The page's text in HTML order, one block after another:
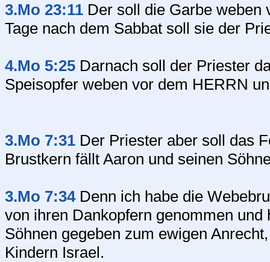
3.Mo 23:11 Der soll die Garbe weben
Tage nach dem Sabbat soll sie der
4.Mo 5:25 Darnach soll der Priester
Speisopfer weben vor dem HERRN
3.Mo 7:31 Der Priester aber soll das
Brustkern fällt Aaron und seinen
3.Mo 7:34Denn ich habe die
von ihren Dankopfern genommen
Söhnen gegeben zum ewigen
Kindern Israel.